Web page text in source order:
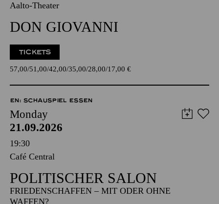
Aalto-Theater
DON GIOVANNI
TICKETS
57,00 51,00 42,00 35,00 28,00 17,00 €
EN: SCHAUSPIEL ESSEN
Monday
21.09.2026
19:30
Café Central
POLITISCHER SALON
FRIEDENSCHAFFEN – MIT ODER OHNE
WAFFEN?